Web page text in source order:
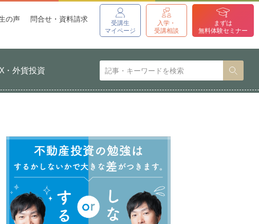
受講生
マイページ
入学・
受講相談
まずは
無料体験セミナー
の声 問合せ・資料請求
・外貨投資